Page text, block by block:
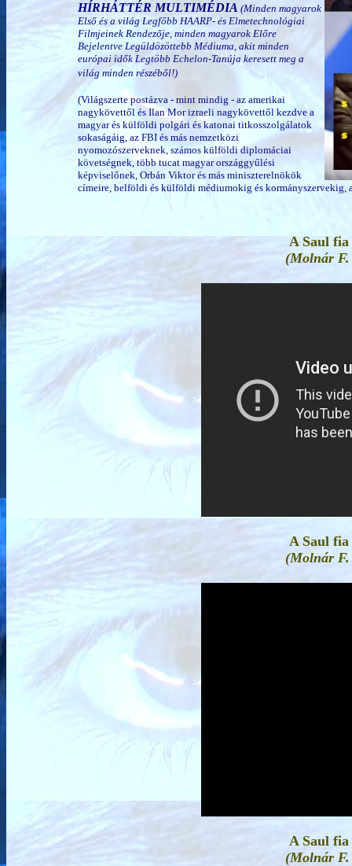
HÍRHÁTTÉR MULTIMÉDIA (Minden magyarok
Első és a világ Legfőbb HAARP- és Elmetechnológiai
Filmjeinek Rendezője, minden magyarok Előre
Bejelentve Legüldözöttebb Médiuma, akit minden
európai idők Legtöbb Echelon-Tanúja keresett meg a
világ minden részéből!)
(Világszerte postázva - mint mindig - az amerikai
nagykövettől és Ilan Mor izraeli nagykövettől kezdve a
magyar és külföldi polgári és katonai titkosszolgálatok
sokaságáig, az FBI és más nemzetközi
nyomozószerveknek, számos külföldi diplomáciai
követségnek, több tucat magyar országgyűlési
képviselőnek, Orbán Viktor és más miniszterelnökök
címeire, belföldi és külföldi médiumokig és kormányszervekig,
A Saul
(Molnár
A Saul
(Molnár
A Saul
(Molnár